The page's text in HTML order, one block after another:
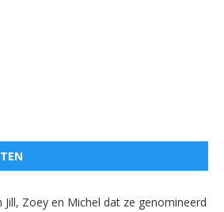
Zoey en Michel dat ze genomineerd